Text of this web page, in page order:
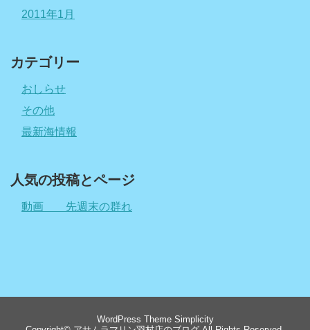
2011年1月
カテゴリー
おしらせ
その他
最新海情報
人気の投稿とページ
動画 先週末の群れ
WordPress Theme Simplicity